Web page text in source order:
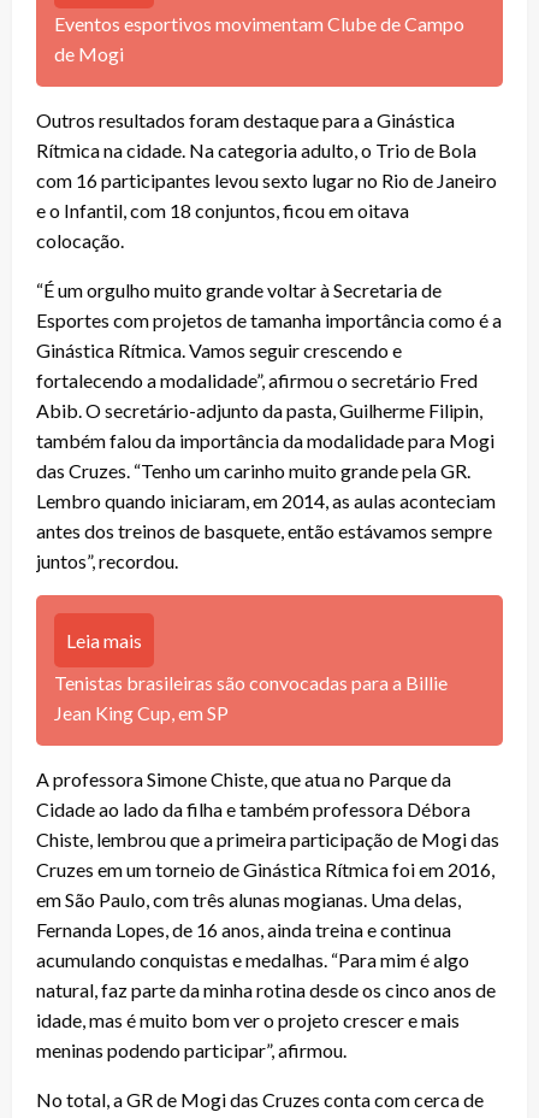
Eventos esportivos movimentam Clube de Campo
de Mogi
Outros resultados foram destaque para a Ginástica
Rítmica na cidade. Na categoria adulto, o Trio de Bola
com 16 participantes levou sexto lugar no Rio de Janeiro
e o Infantil, com 18 conjuntos, ficou em oitava
colocação.
“É um orgulho muito grande voltar à Secretaria de
Esportes com projetos de tamanha importância como é a
Ginástica Rítmica. Vamos seguir crescendo e
fortalecendo a modalidade”, afirmou o secretário Fred
Abib. O secretário-adjunto da pasta, Guilherme Filipin,
também falou da importância da modalidade para Mogi
das Cruzes. “Tenho um carinho muito grande pela GR.
Lembro quando iniciaram, em 2014, as aulas aconteciam
antes dos treinos de basquete, então estávamos sempre
juntos”, recordou.
Leia mais
Tenistas brasileiras são convocadas para a Billie
Jean King Cup, em SP
A professora Simone Chiste, que atua no Parque da
Cidade ao lado da filha e também professora Débora
Chiste, lembrou que a primeira participação de Mogi das
Cruzes em um torneio de Ginástica Rítmica foi em 2016,
em São Paulo, com três alunas mogianas. Uma delas,
Fernanda Lopes, de 16 anos, ainda treina e continua
acumulando conquistas e medalhas. “Para mim é algo
natural, faz parte da minha rotina desde os cinco anos de
idade, mas é muito bom ver o projeto crescer e mais
meninas podendo participar”, afirmou.
No total, a GR de Mogi das Cruzes conta com cerca de